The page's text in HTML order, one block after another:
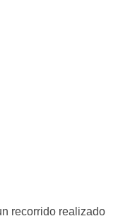
recorrido realizado